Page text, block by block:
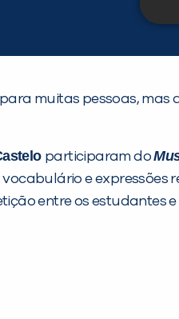
muitas pessoas,
participaram do
vocabulário e expressões
entre os estudantes